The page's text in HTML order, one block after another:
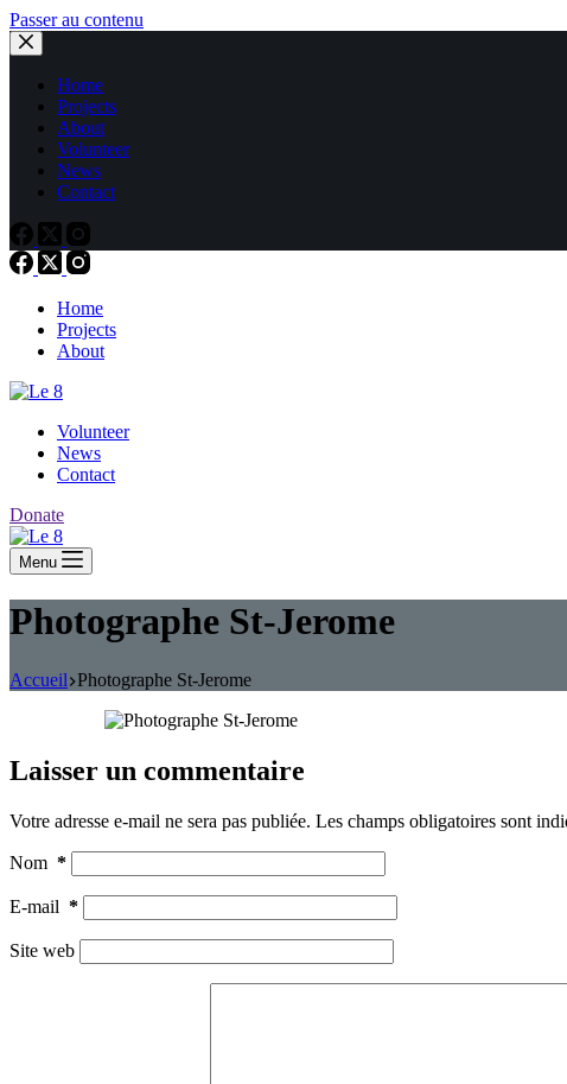
Passer au contenu
Home
Projects
About
Volunteer
News
Contact
Home
Projects
About
Volunteer
News
Contact
Donate
Menu
Photographe St-Jerome
Accueil Photographe St-Jerome
Laisser un commentaire
Votre adresse e-mail ne sera pas publiée. Les champs obligatoires sont
Nom *
E-mail *
Site web